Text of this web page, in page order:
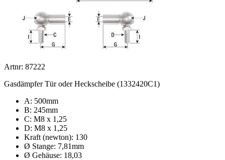
Artnr: 87222
Gasdämpfer Tür oder Heckscheibe (1332420C1)
A: 500mm
B: 245mm
C: M8 x 1,25
D: M8 x 1,25
Kraft (newton): 130
Ø Stange: 7,81mm
Ø Gehäuse: 18,03